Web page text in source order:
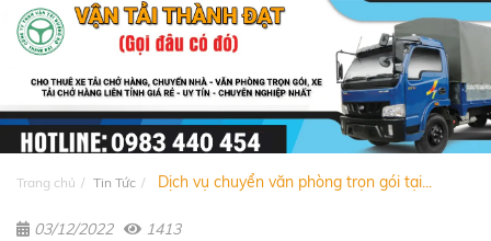
Trang chủ Tin Tức Dịch vụ chuyển văn phòng trọn gói tại...
03/12/2022 1413